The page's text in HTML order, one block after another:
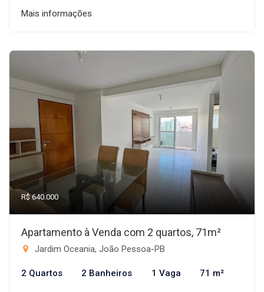
Mais informações
R$ 640.000
Apartamento à Venda com 2 quartos, 71m²
Jardim Oceania, João Pessoa-PB
2 Quartos 2 Banheiros 1 Vaga 71 m²